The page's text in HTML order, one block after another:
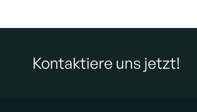
Kontaktiere uns jetzt!